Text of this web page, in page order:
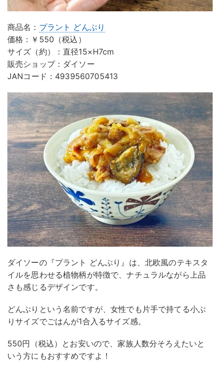
商品名： プラント どんぶり
価格：￥550（税込）
サイズ（約）：直径15×H7cm
販売ショップ：ダイソー
JANコード：4939560705413
ダイソーの『プラント どんぶり』は、北欧風のテキスタ
イルを思わせる植物柄が特徴で、ナチュラルながら上品
さも感じるデザインです。
どんぶりという名前ですが、女性でも片手で持てる小ぶ
りサイズでごはんが1合入るサイズ感。
550円（税込）とお安いので、家族人数分そろえたいと
いう方にもおすすめですよ！